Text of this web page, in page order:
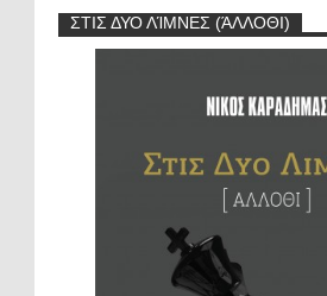
ΣΤΙΣ ΔΥΟ ΛΊΜΝΕΣ (ΆΛΛΟΘΙ)